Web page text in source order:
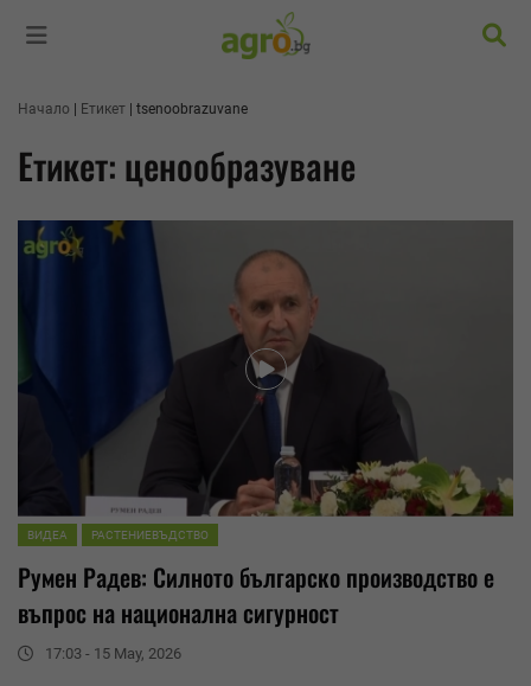
Начало Етикет tsenoobrazuvane
Етикет: ценообразуване
ВИДЕА РАСТЕНИЕВЪДСТВО
Румен Радев: Силното българско производство е
въпрос на национална сигурност
17:03 - 15 May, 2026